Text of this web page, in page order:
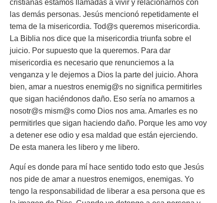
cristianas estamos llamadas a vivir y relacionarnos con
las demás personas. Jesús mencionó repetidamente el
tema de la misericordia. Tod@s queremos misericordia.
La Biblia nos dice que la misericordia triunfa sobre el
juicio. Por supuesto que la queremos. Para dar
misericordia es necesario que renunciemos a la
venganza y le dejemos a Dios la parte del juicio. Ahora
bien, amar a nuestros enemig@s no significa permitirles
que sigan haciéndonos daño. Eso sería no amarnos a
nosotr@s mism@s como Dios nos ama. Amarles es no
permitirles que sigan haciendo daño. Porque les amo voy
a detener ese odio y esa maldad que están ejerciendo.
De esta manera les libero y me libero.
Aquí es donde para mí hace sentido todo esto que Jesús
nos pide de amar a nuestros enemigos, enemigas. Yo
tengo la responsabilidad de liberar a esa persona que es